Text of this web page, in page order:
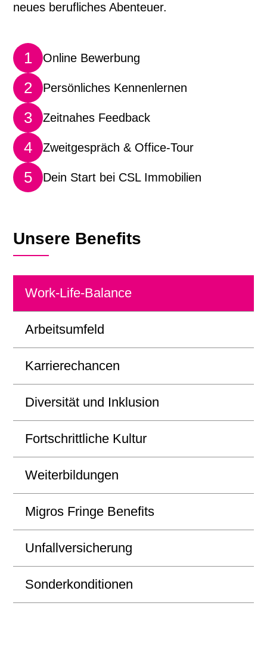
neues berufliches Abenteuer.
1 Online Bewerbung
2 Persönliches Kennenlernen
3 Zeitnahes Feedback
4 Zweitgespräch & Office-Tour
5 Dein Start bei CSL Immobilien
Unsere Benefits
Flexible Arbeitszeiten und
Homeoffice ermöglichen eine
Work-Life-Balance
Arbeitsumfeld
Karrierechancen
Diversität und Inklusion
Fortschrittliche Kultur
Weiterbildungen
Migros Fringe Benefits
Unfallversicherung
Sonderkonditionen